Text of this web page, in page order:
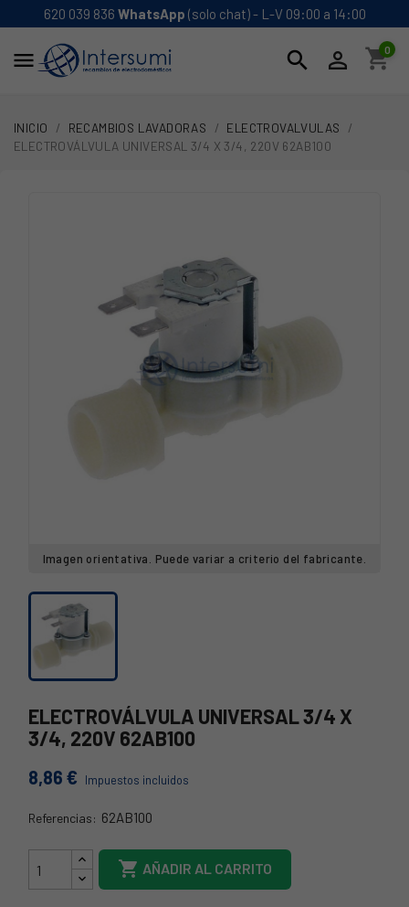
620 039 836 WhatsApp (solo chat) - L-V 09:00 a 14:00
 search  shopping_cart
0
INICIO RECAMBIOS LAVADORAS
ELECTROVALVULAS
ELECTROVÁLVULA UNIVERSAL 3/4 X 3/4, 220V 62AB100
Imagen orientativa. Puede variar a criterio del fabricante.
ELECTROVÁLVULA UNIVERSAL 3/4 X
3/4, 220V 62AB100
8,86 € Impuestos incluidos
Referencias: 62AB100
62AB100
 AÑADIR AL CARRITO